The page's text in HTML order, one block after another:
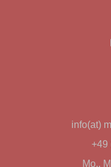
info(at)
+49
Mo.,